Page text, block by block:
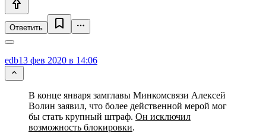
Ответить
edb13 фев 2020 в 14:06
В конце января замглавы Минкомсвязи Алексей
Волин заявил, что более действенной мерой мог
бы стать крупный штраф. Он исключил
возможность блокировки.